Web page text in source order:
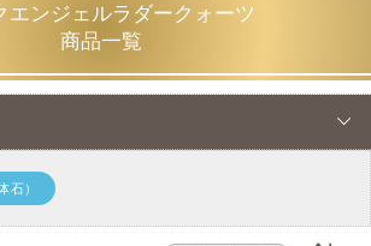
エンジェルラダークォーツ
商品一覧
石）